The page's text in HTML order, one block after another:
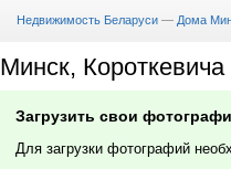
Недвижимость Беларуси — Дома
Минск,
Загрузить свои
Для загрузки фотографий